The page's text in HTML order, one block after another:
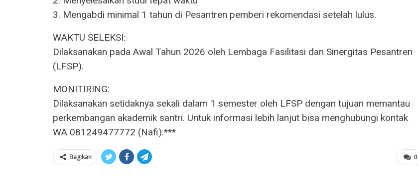
3. Mengabdi minimal 1 tahun di Pesantren pemberi rekomendasi setelah lulus.
WAKTU SELEKSI:
Dilaksanakan pada Awal Tahun 2026 oleh Lembaga Fasilitasi dan Sinergitas Pesantren
(LFSP).
MONITIRING:
Dilaksanakan setidaknya sekali dalam 1 semester oleh LFSP dengan tujuan memantau
perkembangan akademik santri. Untuk informasi lebih lanjut bisa menghubungi kontak
WA 081249477772 (Nafi).***
0
Bagikan